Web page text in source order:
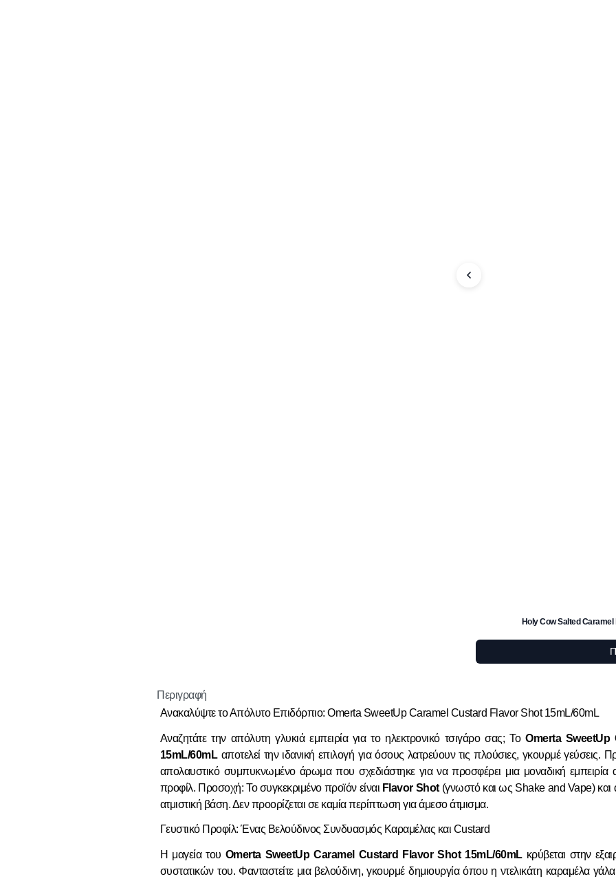
Holy Cow Salted
Περιγραφή
Ανακαλύψτε το Απόλυτο Επιδόρπιο: Omerta SweetUp Caramel Custard Flavor Shot 15mL/60mL
Αναζητάτε την απόλυτη γλυκιά εμπειρία για το ηλεκτρονικό τσιγάρο σας; Το Omerta
15mL/60mLαποτελεί την ιδανική επιλογή για όσους λατρεύουν τις πλούσιες, γκουρμέ γεύσεις.
απολαυστικό συμπυκνωμένο άρωμα που σχεδιάστηκε για να προσφέρει μια μοναδική εμπειρία
προφίλ. Προσοχή: Το συγκεκριμένο προϊόν είναι Flavor Shot(γνωστό και ως Shake and Vape) και
ατμιστική βάση. Δεν προορίζεται σε καμία περίπτωση για άμεσο άτμισμα.
Γευστικό Προφίλ: Ένας Βελούδινος Συνδυασμός Καραμέλας και Custard
Η μαγεία του Omerta SweetUp Caramel Custard Flavor Shot 15mL/60mLκρύβεται στην
συστατικών του. Φανταστείτε μια βελούδινη, γκουρμέ δημιουργία όπου η ντελικάτη καραμέλα